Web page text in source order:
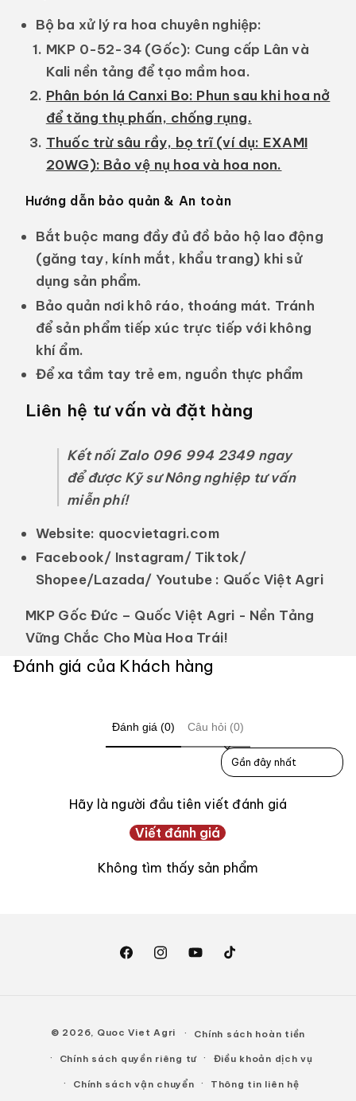
Bộ ba xử lý ra hoa chuyên nghiệp:
MKP 0-52-34 (Gốc): Cung cấp Lân và
Kali nền tảng để tạo mầm hoa.
Phân bón lá Canxi Bo: Phun sau khi hoa nở
để tăng thụ phấn, chống rụng.
Thuốc trừ sâu rầy, bọ trĩ (ví dụ: EXAMI
20WG): Bảo vệ nụ hoa và hoa non.
Hướng dẫn bảo quản & An toàn
Bắt buộc mang đầy đủ đồ bảo hộ lao động
(găng tay, kính mắt, khẩu trang) khi sử
dụng sản phẩm.
Bảo quản nơi khô ráo, thoáng mát. Tránh
để sản phẩm tiếp xúc trực tiếp với không
khí ẩm.
Để xa tầm tay trẻ em, nguồn thực phẩm
Liên hệ tư vấn và đặt hàng
Kết nối Zalo 096 994 2349 ngay
để được Kỹ sư Nông nghiệp tư vấn
miễn phí!
Website: quocvietagri.com
Facebook/ Instagram/ Tiktok/
Shopee/Lazada/ Youtube : Quốc Việt Agri
MKP Gốc Đức – Quốc Việt Agri - Nền Tảng
Vững Chắc Cho Mùa Hoa Trái!
Đánh giá của Khách hàng
Đánh giá (0) Câu hỏi (0)
Sort reviews by
Hãy là người đầu tiên viết đánh giá
Viết đánh giá
Không tìm thấy sản phẩm
FacebookInstagramYouTubeTikTok
thức
thanh
toán
© 2026, Quoc Viet Agri Chính sách hoàn tiền
Chính sách quyền riêng tư Điều khoản dịch vụ
Chính sách vận chuyển Thông tin liên hệ